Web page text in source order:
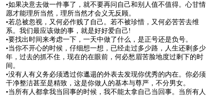
•如果决意去做一件事了，就不要再问自己和别人值不值得。心甘情
愿才能理所当然，理所当然才会义无反顾。
•若总被忽视，又何必作贱了自己。若不被珍惜，又何必苦苦去维
系。我们最应该做的事，就是好好爱自己!
•要找出时间来考虑一下，一天中做了什么，是正号还是负号。
•当你不开心的时候，仔细想一想，已经走过多少路，人生还剩多少
年，过去的抓不住，现在的在眼前，何必愁眉苦脸地度过剩下的时
间。
•没有人有义务必须透过你邋遢的外表去发现你优秀的内在。你必须
干净整洁甚至是精致，这是你做人的基本与尊严，不分男女。
•当所有人都拿我当回事的时候，我不能太拿自己当回事。当所有人